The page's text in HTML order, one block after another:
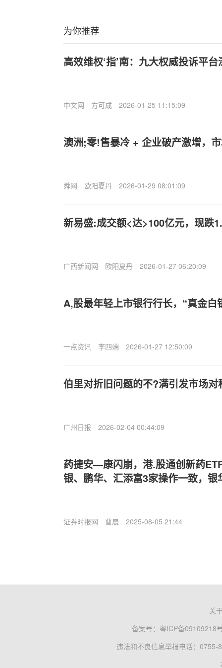
为你推荐
高效维权‘指’南：九大权威投诉平
中文网 方可成 2026-01-25 11:15:09
澳洲;零!售暴冷 + 企业破产激增，
舜网 欧阳夏丹 2026-01-29 08:01:09
新易盛:成交额<达>100亿元，现跌
广西新闻网 欧阳夏丹 2026-01-27 06:20:09
A,股最年轻上市银行行长，“真金白
一点资讯 李四端 2026-01-27 12:50:09
伯里对折旧问题的不?满引发市场
广州日报 2026-02-04 00:44:09
药捷安—康闪崩，港.股通创新药
银、鹏华、汇添富3家操作一致，银
证券时报网 曹晨 2025-08-05 21:44
关
备案号： 粤ICP备09109218
违法和不良信息举报电话：0755-